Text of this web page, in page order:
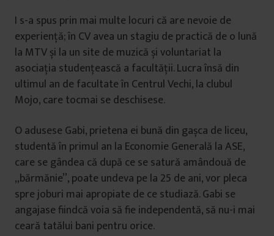
I s-a spus prin mai multe locuri că are nevoie de
experiență; în CV avea un stagiu de practică de o lună
la MTV și la un site de muzică și voluntariat la
asociația studențească a facultății. Lucra însă din
ultimul an de facultate în Centrul Vechi, la clubul
Mojo, care tocmai se deschisese.
O adusese Gabi, prietena ei bună din gașca de liceu,
studentă în primul an la Economie Generală la ASE,
care se gândea că după ce se satură amândouă de
„bărmănie”, poate undeva pe la 25 de ani, vor pleca
spre joburi mai apropiate de ce studiază. Gabi se
angajase fiindcă voia să fie independentă, să nu-i mai
ceară tatălui bani pentru orice.